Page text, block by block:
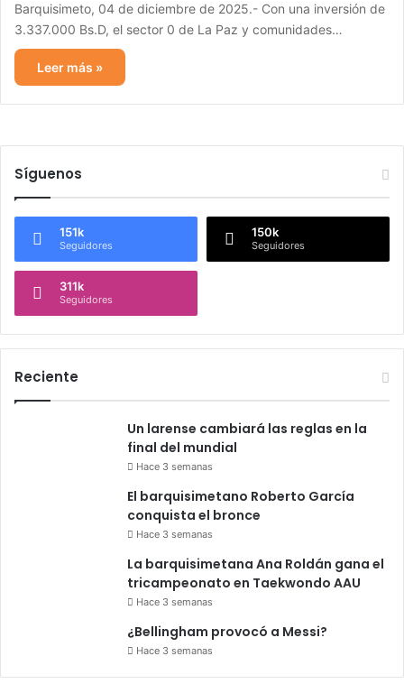
Barquisimeto, 04 de diciembre de 2025.- Con una inversión de
3.337.000 Bs.D, el sector 0 de La Paz y comunidades…
Leer más »
Síguenos
151k
Seguidores
150k
Seguidores
311k
Seguidores
Reciente
Un larense cambiará las reglas en la
final del mundial
Hace 3 semanas
El barquisimetano Roberto García
conquista el bronce
Hace 3 semanas
La barquisimetana Ana Roldán gana el
tricampeonato en Taekwondo AAU
Hace 3 semanas
¿Bellingham provocó a Messi?
Hace 3 semanas